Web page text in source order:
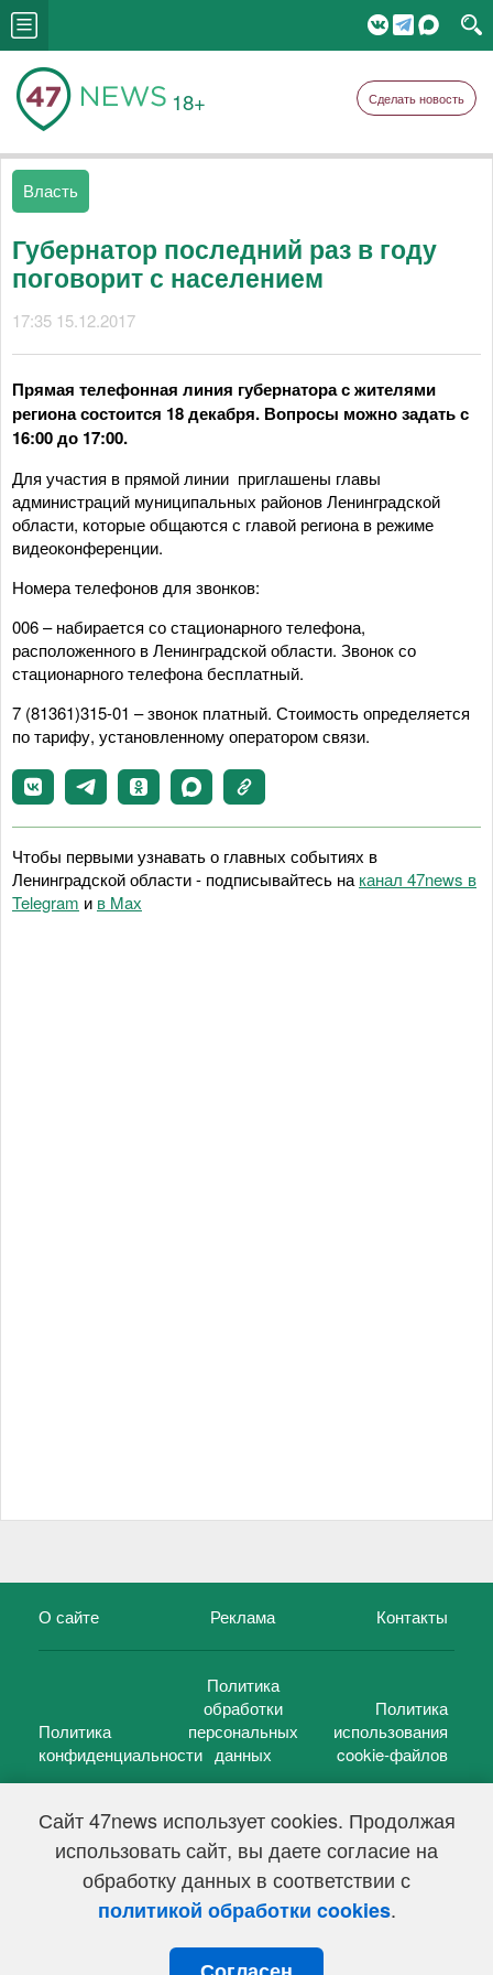
Сайт 47news использует cookies. Продолжая
использовать сайт, вы даете согласие на
обработку данных в соответствии с
политикой обработки cookies.
18+ Сделать новость
Власть
Губернатор последний раз в году
поговорит с населением
17:35 15.12.2017
Прямая телефонная линия губернатора с жителями
региона состоится 18 декабря. Вопросы можно задать с
16:00 до 17:00.
Для участия в прямой линии приглашены главы
администраций муниципальных районов Ленинградской
области, которые общаются с главой региона в режиме
видеоконференции.
Номера телефонов для звонков:
006 – набирается со стационарного телефона,
расположенного в Ленинградской области. Звонок со
стационарного телефона бесплатный.
7 (81361)315-01 – звонок платный. Стоимость определяется
по тарифу, установленному оператором связи.
Чтобы первыми узнавать о главных событиях в
Ленинградской области - подписывайтесь на канал 47news в
Telegram и в Maх
О сайте Реклама Контакты
Политика
конфиденциальности
Политика
обработки
персональных
данных
Политика
использования
cookie-файлов
47 новостей (47 news)2005 — 2026 г.
Свидетельство о регистрации СМИ Эл № ФС 77-39848, выдано
Федеральной службой по надзору в сфере связи,
информационных технологий и массовых коммуникаций